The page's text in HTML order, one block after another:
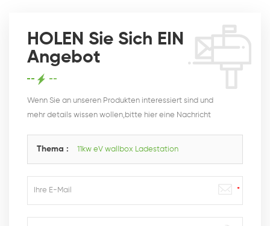
HOLEN Sie Sich EIN
Angebot
Wenn Sie an unseren Produkten interessiert sind und
mehr details wissen wollen,bitte hier eine Nachricht
können.
Thema : 11kw eV wallbox Ladestation